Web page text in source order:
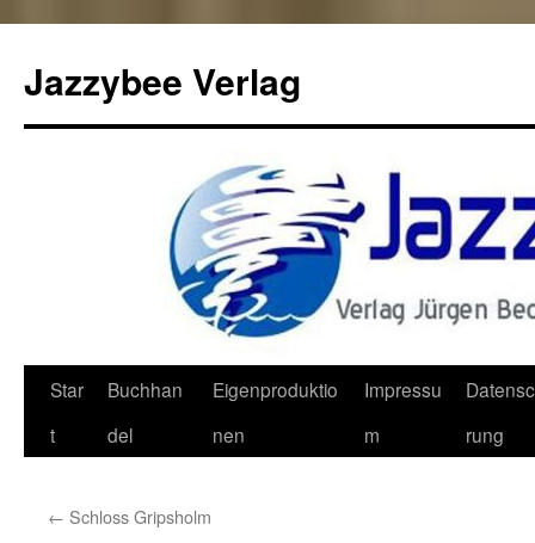
Jazzybee Verlag
Zum
Inhalt
Star
t
Buchhan
del
Eigenproduktio
nen
Impressu
m
rung
← Schloss Gripsholm